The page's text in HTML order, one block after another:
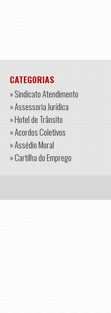
CATEGORIAS
» Sindicato Atendimento
» Assessoria Jurídica
» Hotel de Trânsito
» Acordos Coletivos
» Assédio Moral
» Cartilha do Emprego